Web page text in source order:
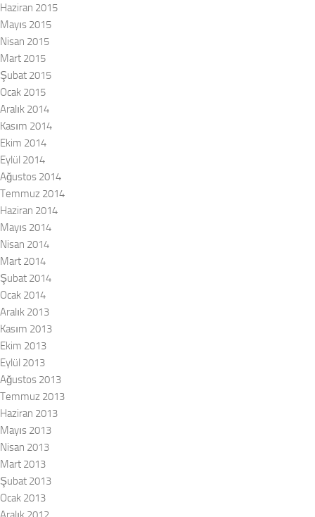
Haziran 2015
Mayıs 2015
Nisan 2015
Mart 2015
Şubat 2015
Ocak 2015
Aralık 2014
Kasım 2014
Ekim 2014
Eylül 2014
Ağustos 2014
Temmuz 2014
Haziran 2014
Mayıs 2014
Nisan 2014
Mart 2014
Şubat 2014
Ocak 2014
Aralık 2013
Kasım 2013
Ekim 2013
Eylül 2013
Ağustos 2013
Temmuz 2013
Haziran 2013
Mayıs 2013
Nisan 2013
Mart 2013
Şubat 2013
Ocak 2013